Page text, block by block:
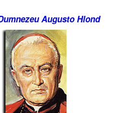
Augusto Hlond